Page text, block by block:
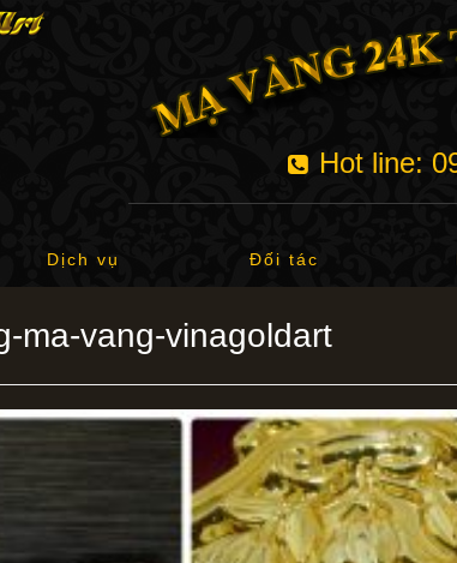
Hot line:
Dịch vụ Đối tác
ma-vang-vinagoldart